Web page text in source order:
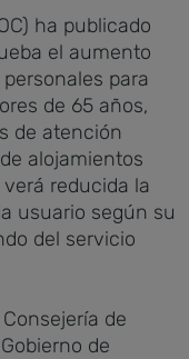
ha publicado
el aumento
para
de 65 años,
de atención
alojamientos
reducida la
usuario según su
del servicio
de
de